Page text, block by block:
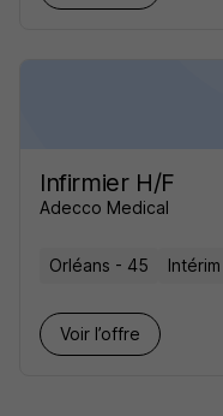
Infirmier H/F
Adecco Medical
Orléans - 45 Intérim
Voir l’offre